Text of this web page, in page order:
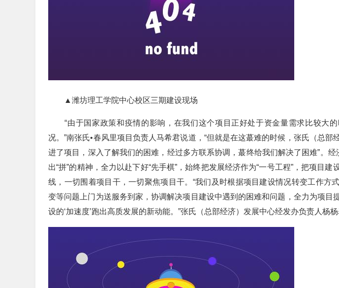
▲潍坊理工学院中心校区三期建设现场
“由于国家政策和疫情的影响，在我们这个项目正好处于资金量需求比较大的
况。”南张氏•春风里项目负责人马希君说道，“但就是在这蕞难的时候，张氏（总部
进了项目，深入了解我们的困难，经过多方联系协调，蕞终给我们解决了困难”。经
出“拼”的精神，全力以赴下好“先手棋”，始终把发展经济作为“一号工程”，把项目
线，一切围着项目干，一切聚焦项目干。“我们及时根据项目建设情况转变工作方
变等问题上门为送服务到家，协调解决项目建设中遇到的困难和问题，全力为项目
设的‘加速度’跑出高质发展的新动能。”张氏（总部经济）发展中心经发办负责人杨杨